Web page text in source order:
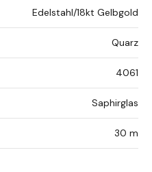
Edelstahl/18kt Gelbgold
Quarz
4061
Saphirglas
30 m